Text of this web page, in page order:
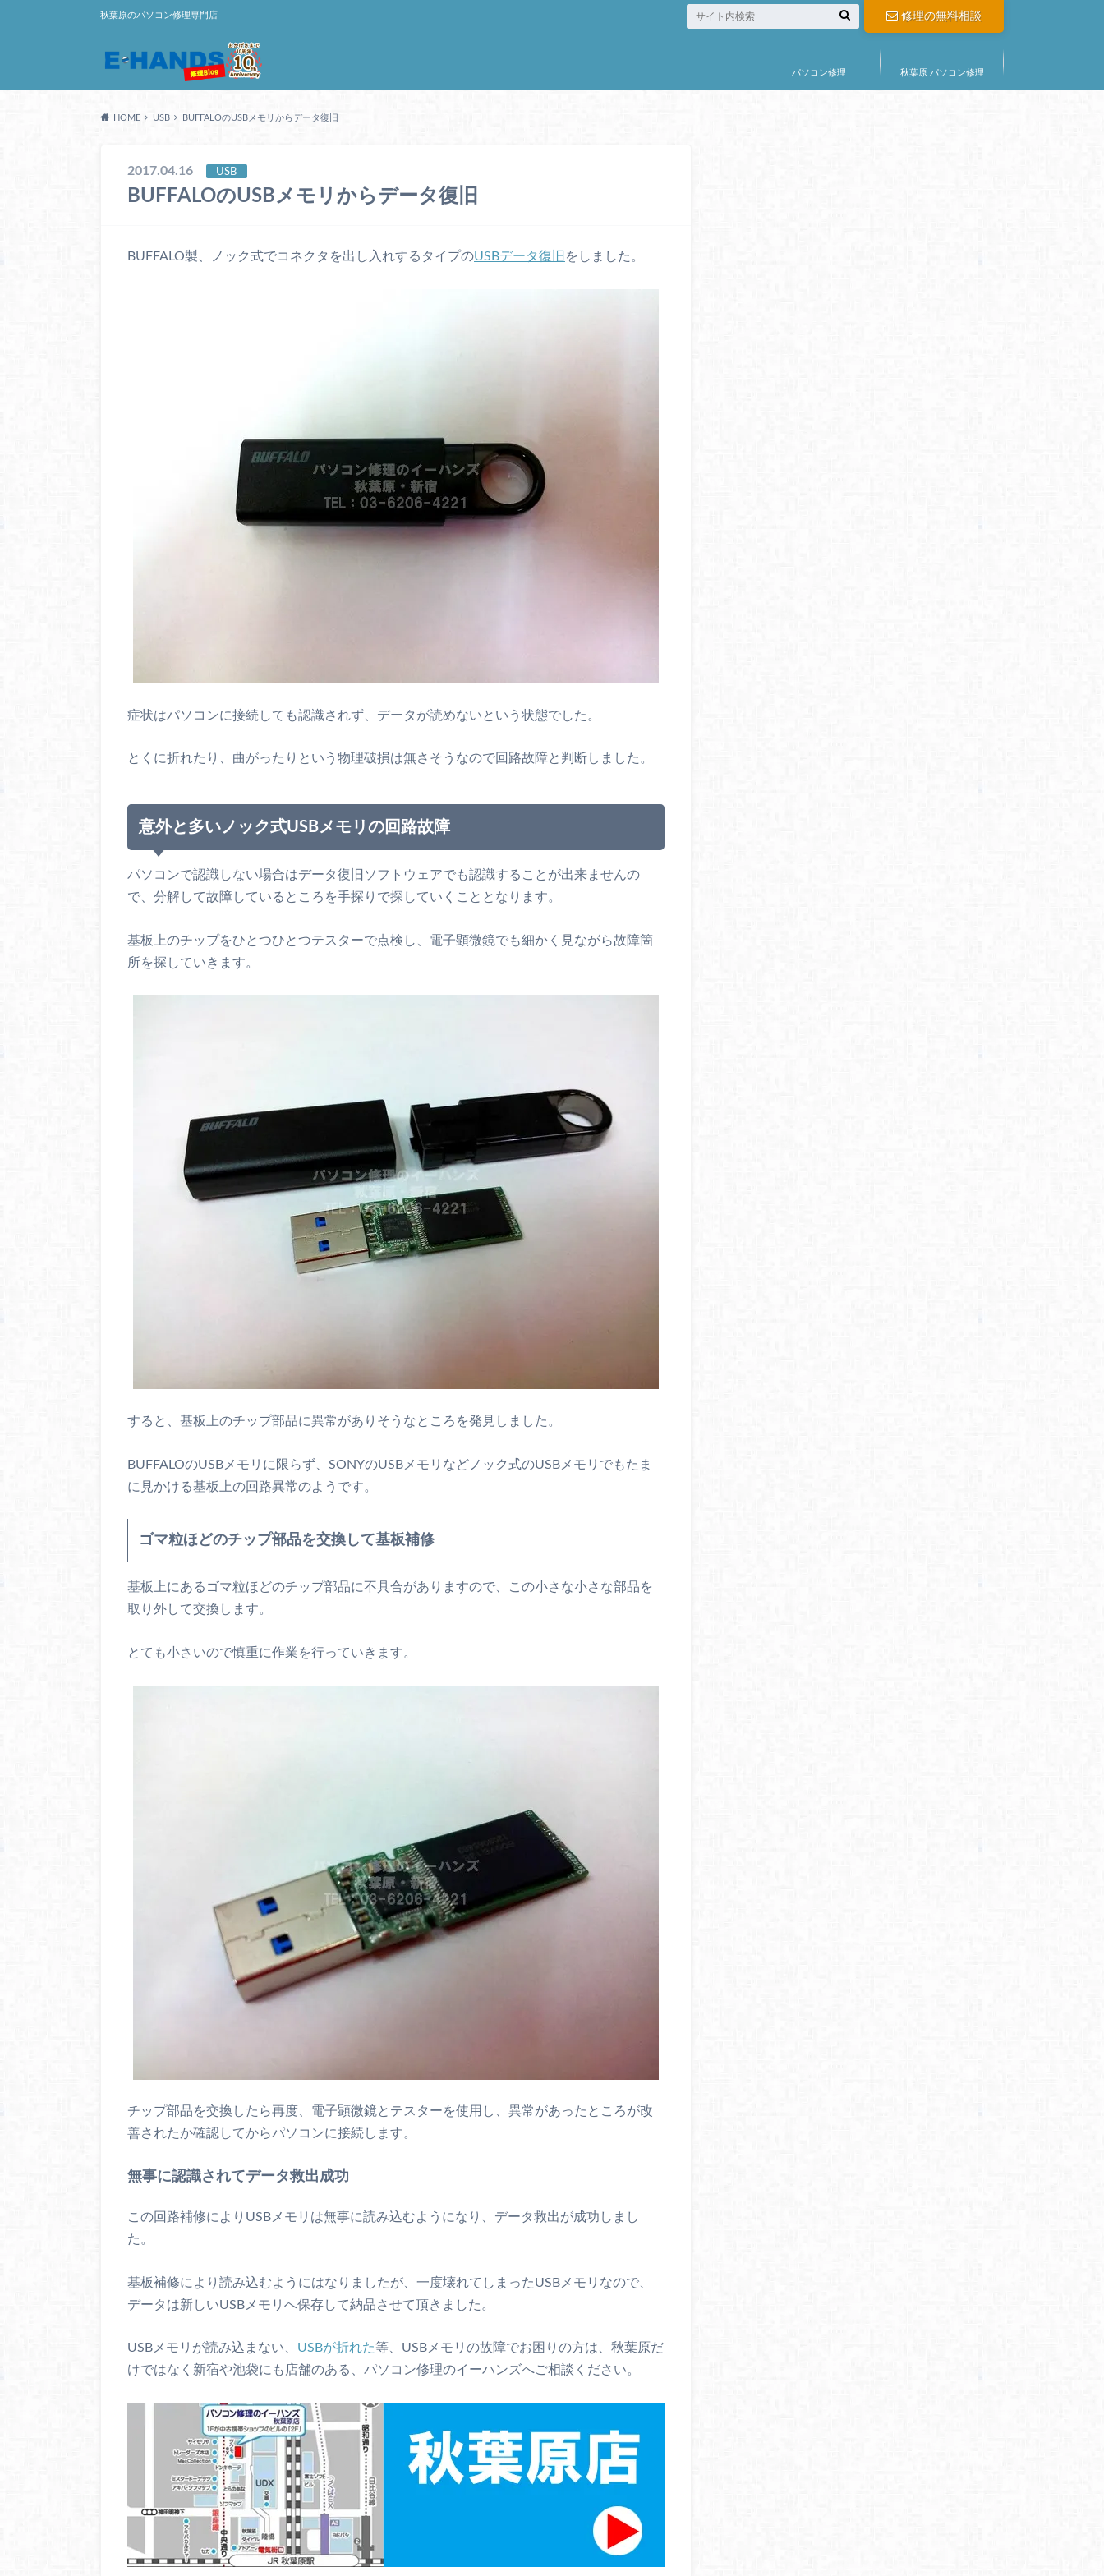
秋葉原のパソコン修理専門店 修理の無料相談
パソコン修理 秋葉原 パソコン修理
HOME USB BUFFALOのUSBメモリからデータ復旧
2017.04.16 USB
BUFFALOのUSBメモリからデータ復旧
BUFFALO製、ノック式でコネクタを出し入れするタイプのUSBデータ復旧 をしました。
症状はパソコンに接続しても認識されず、データが読めないという状態でした。
とくに折れたり、曲がったりという物理破損は無さそうなので回路故障と判断しました。
意外と多いノック式USBメモリの回路故障
パソコンで認識しない場合はデータ復旧ソフトウェアでも認識することが出来ませんの
で、分解して故障しているところを手探りで探していくこととなります。
基板上のチップをひとつひとつテスターで点検し、電子顕微鏡でも細かく見ながら故障箇
所を探していきます。
すると、基板上のチップ部品に異常がありそうなところを発見しました。
BUFFALOのUSBメモリに限らず、SONYのUSBメモリなどノック式のUSBメモリでもたま
に見かける基板上の回路異常のようです。
ゴマ粒ほどのチップ部品を交換して基板補修
基板上にあるゴマ粒ほどのチップ部品に不具合がありますので、この小さな小さな部品を
取り外して交換します。
とても小さいので慎重に作業を行っていきます。
チップ部品を交換したら再度、電子顕微鏡とテスターを使用し、異常があったところが改
善されたか確認してからパソコンに接続します。
無事に認識されてデータ救出成功
この回路補修によりUSBメモリは無事に読み込むようになり、データ救出が成功しまし
た。
基板補修により読み込むようにはなりましたが、一度壊れてしまったUSBメモリなので、
データは新しいUSBメモリへ保存して納品させて頂きました。
USBメモリが読み込まない、 USBが折れた等、USBメモリの故障でお困りの方は、秋葉原だ
けではなく新宿や池袋にも店舗のある、パソコン修理のイーハンズへご相談ください。